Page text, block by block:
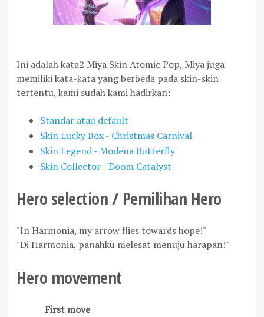
Ini adalah kata2 Miya Skin Atomic Pop, Miya juga
memiliki kata-kata yang berbeda pada skin-skin
tertentu, kami sudah kami hadirkan:
Standar atau default
Skin Lucky Box - Christmas Carnival
Skin Legend - Modena Butterfly
Skin Collector - Doom Catalyst
Hero selection / Pemilihan Hero
"In Harmonia, my arrow flies towards hope!"
"Di Harmonia, panahku melesat menuju harapan!"
Hero movement
First move